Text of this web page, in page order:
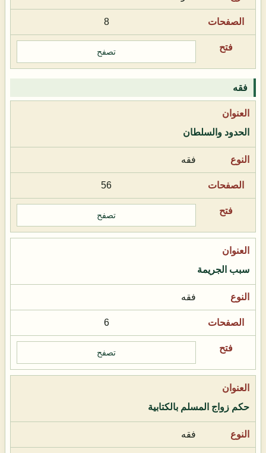
8
تصفح
فقه
الحدود والسلطان
فقه
56
تصفح
سبب الجريمة
فقه
6
تصفح
حكم زواج المسلم بالكتابية
فقه